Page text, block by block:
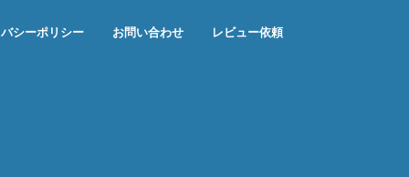
シーポリシー お問い合わせ レビュー依頼